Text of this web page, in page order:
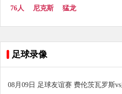
76人 尼克斯 猛龙
足球录像
08月09日 足球友谊赛 费伦茨瓦罗斯